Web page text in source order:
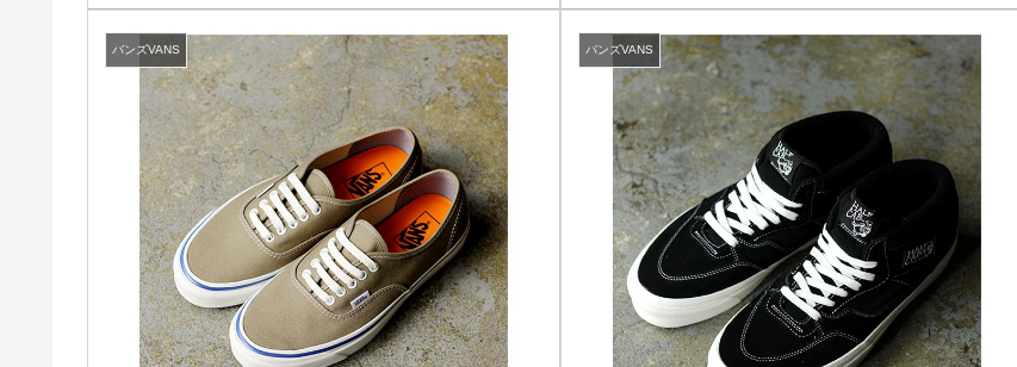
バンズVANS バンズVANS